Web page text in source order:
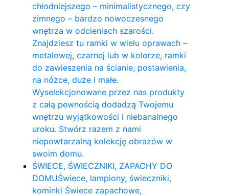
chłodniejszego – minimalistycznego, czy
zimnego – bardzo nowoczesnego
wnętrza w odcieniach szarości.
Znajdziesz tu ramki w wielu oprawach –
metalowej, czarnej lub w kolorze, ramki
do zawieszenia na ścianie, postawienia,
na nóżce, duże i małe.
Wyselekcjonowane przez nas produkty
z całą pewnością dodadzą Twojemu
wnętrzu wyjątkowości i niebanalnego
uroku. Stwórz razem z nami
niepowtarzalną kolekcję obrazów w
swoim domu.
ŚWIECE, ŚWIECZNIKI, ZAPACHY DO
DOMUŚwiece, lampiony, świeczniki,
kominki Świece zapachowe,